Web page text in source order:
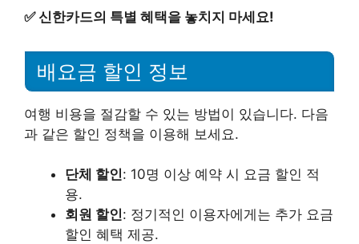
✅신한카드의 특별 혜택을 놓치지 마세요!
배요금 할인 정보
여행 비용을 절감할 수 있는 방법이 있습니다. 다음
과 같은 할인 정책을 이용해 보세요.
단체 할인: 10명 이상 예약 시 요금 할인 적
용.
회원 할인: 정기적인 이용자에게는 추가 요금
할인 혜택 제공.